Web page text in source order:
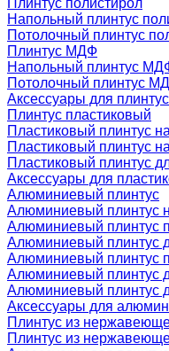
Плинтус полистирол
Напольный плинтус
Потолочный плинтус
Плинтус МДФ
Напольный плинтус
Потолочный плинтус
Аксессуары для
Плинтус пластиковый
Пластиковый плинтус
Пластиковый плинтус
Пластиковый плинтус
Аксессуары для
Алюминиевый плинтус
Алюминиевый плинтус
Алюминиевый плинтус
Алюминиевый плинтус
Алюминиевый плинтус
Алюминиевый плинтус
Алюминиевый плинтус
Аксессуары для
Плинтус из
Плинтус из